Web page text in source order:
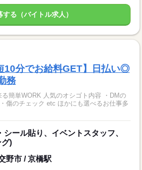
する（バイトル求人）
10分でお給料GET】日払い◎
務
簡単WORK 人気のオシゴト内容 ・DMの
傷のチェック etc ほかにも選べるお仕事多
シール貼り、イベントスタッフ、
)
野市 / 京橋駅